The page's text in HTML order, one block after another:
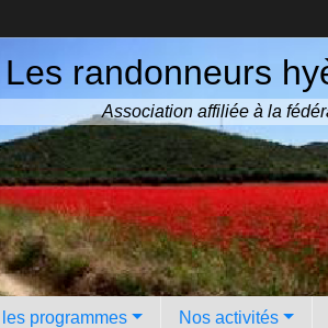
Les randonneurs
Association affiliée à la
programmes Nos activités